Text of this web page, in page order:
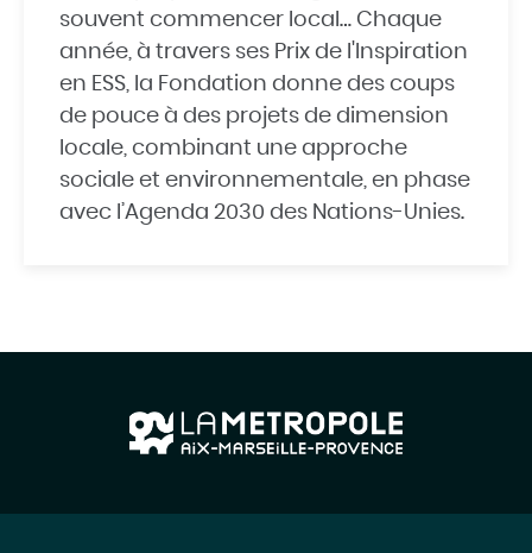
souvent commencer local… Chaque
année, à travers ses Prix de l'Inspiration
en ESS, la Fondation donne des coups
de pouce à des projets de dimension
locale, combinant une approche
sociale et environnementale, en phase
avec l’Agenda 2030 des Nations-Unies.